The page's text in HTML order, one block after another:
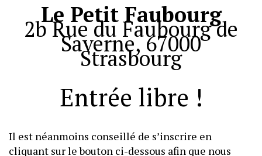
Le Petit Faubourg
2b Rue du Faubourg de
Saverne, 67000
Strasbourg
Entrée libre !
Il est néanmoins conseillé de s’inscrire en
cliquant sur le bouton ci-dessous afin que nous